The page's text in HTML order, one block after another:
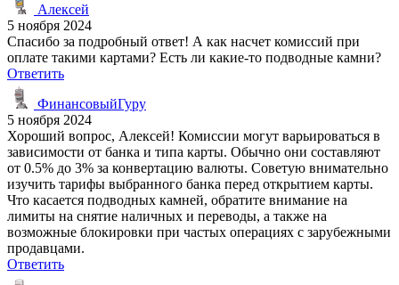
Алексей
5 ноября 2024
Спасибо за подробный ответ! А как насчет комиссий при
оплате такими картами? Есть ли какие-то подводные камни?
Ответить
ФинансовыйГуру
5 ноября 2024
Хороший вопрос, Алексей! Комиссии могут варьироваться в
зависимости от банка и типа карты. Обычно они составляют
от 0.5% до 3% за конвертацию валюты. Советую внимательно
изучить тарифы выбранного банка перед открытием карты.
Что касается подводных камней, обратите внимание на
лимиты на снятие наличных и переводы, а также на
возможные блокировки при частых операциях с зарубежными
продавцами.
Ответить